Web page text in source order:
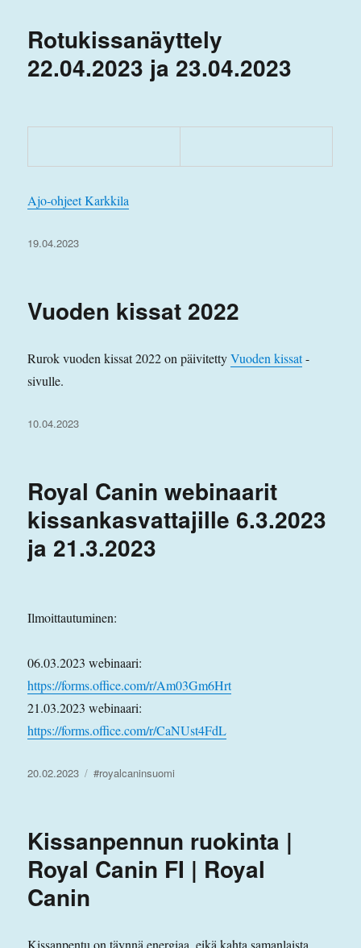
Rotukissanäyttely
22.04.2023 ja 23.04.2023
Ajo-ohjeet Karkkila
Julkaistu
19.04.2023
Vuoden kissat 2022
Rurok vuoden kissat 2022 on päivitettyVuoden kissat-
sivulle.
Julkaistu
10.04.2023
Royal Canin webinaarit
kissankasvattajille 6.3.2023
ja 21.3.2023
Ilmoittautuminen:
06.03.2023 webinaari:
https://forms.office.com/r/Am03Gm6Hrt
21.03.2023 webinaari:
https://forms.office.com/r/CaNUst4FdL
Julkaistu
20.02.2023 Avainsanat
#royalcaninsuomi
Kissanpennun ruokinta |
Royal Canin FI | Royal
Canin